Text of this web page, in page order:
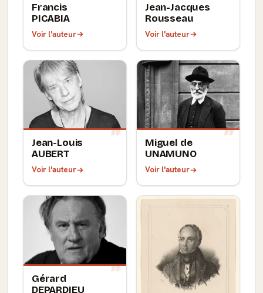
Francis
PICABIA
Voir l'auteur
Jean-Jacques
Rousseau
Voir l'auteur
Jean-Louis
AUBERT
Voir l'auteur
Miguel de
UNAMUNO
Voir l'auteur
Gérard
DEPARDIEU